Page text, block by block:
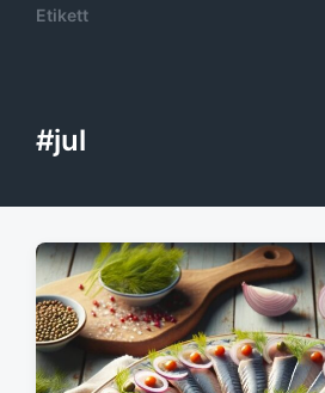
Etikett
#jul